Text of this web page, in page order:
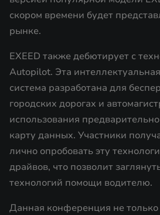
скором времени будет
рынке.
EXEED также дебютирует с
Autopilot. Эта
система разработана для
городских дорогах и
использования
карту данных. Участники
лично опробовать эту
драйвов, что позволит
технологий помощи водителю.
Данная конференция не